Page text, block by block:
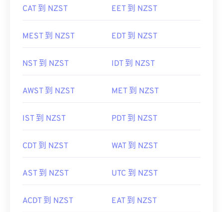
CAT 到 NZST EET 到 NZST
MEST 到 NZST EDT 到 NZST
NST 到 NZST IDT 到 NZST
AWST 到 NZST MET 到 NZST
IST 到 NZST PDT 到 NZST
CDT 到 NZST WAT 到 NZST
AST 到 NZST UTC 到 NZST
ACDT 到 NZST EAT 到 NZST